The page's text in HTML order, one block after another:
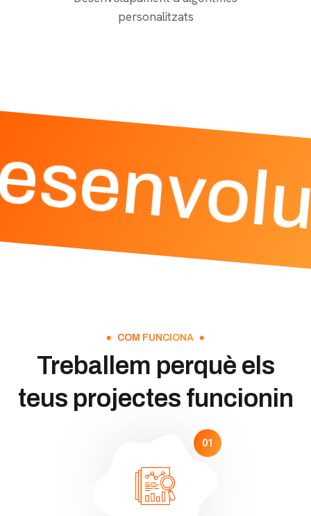
personalitzats
COM FUNCIONA
Treballem perquè els
teus projectes funcionin
01